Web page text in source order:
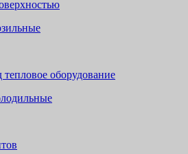
оборудование